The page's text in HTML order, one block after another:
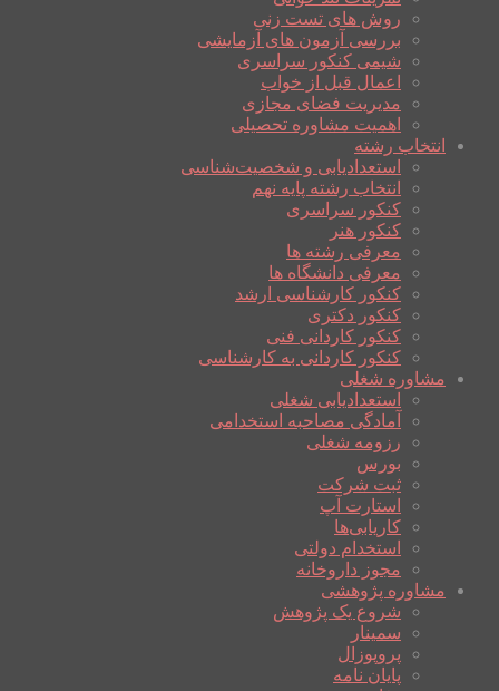
روش های تست زنی
بررسی آزمون های آزمایشی
شیمی کنکور سراسری
اعمال قبل از خواب
مدیریت فضای مجازی
اهمیت مشاوره تحصیلی
انتخاب رشته
استعدادیابی و شخصیت‌شناسی
انتخاب رشته پایه نهم
کنکور سراسری
کنکور هنر
معرفی رشته ها
معرفی دانشگاه ها
کنکور کارشناسی ارشد
کنکور دکتری
کنکور کاردانی فنی
کنکور کاردانی به کارشناسی
مشاوره شغلی
استعدادیابی شغلی
آمادگی مصاحبه استخدامی
رزومه شغلی
بورس
ثبت شرکت
استارت آپ
کاریابی‌ها
استخدام دولتی
مجوز داروخانه
مشاوره پژوهشی
شروع یک پژوهش
سمینار
پروپوزال
پایان نامه